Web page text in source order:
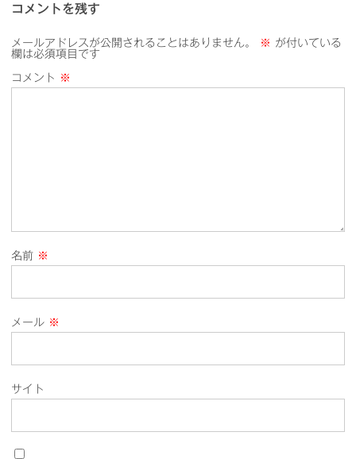
コメントを残す
メールアドレスが公開されることはありません。 ※ が付いている
欄は必須項目です
コメント ※
名前 ※
メール ※
サイト